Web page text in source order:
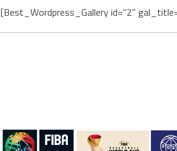
[Best_Wordpress_Gallery id="2"